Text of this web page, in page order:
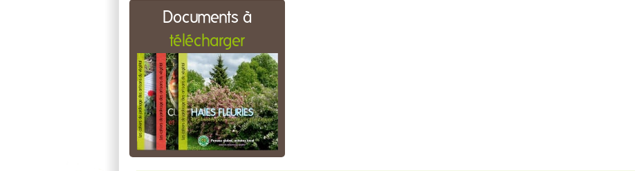
Documents à
télécharger